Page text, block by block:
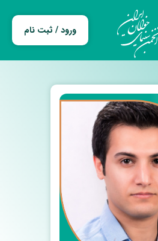
ورود / ثبت نام